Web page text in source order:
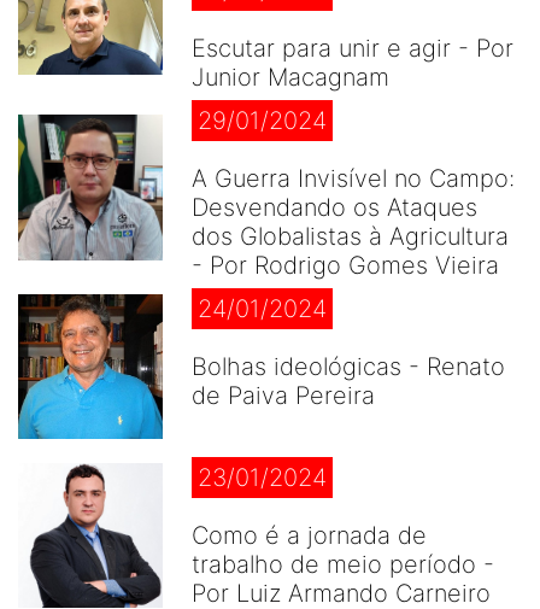
Escutar para unir e agir - Por
Junior Macagnam
29/01/2024
A Guerra Invisível no Campo:
Desvendando os Ataques
dos Globalistas à Agricultura
- Por Rodrigo Gomes Vieira
24/01/2024
Bolhas ideológicas - Renato
de Paiva Pereira
23/01/2024
Como é a jornada de
trabalho de meio período -
Por Luiz Armando Carneiro